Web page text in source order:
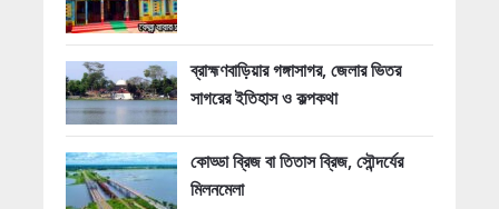
ব্রাহ্মণবাড়িয়ার গঙ্গাসাগর, জেলার ভিতর
সাগরের ইতিহাস ও কল্পকথা
কোড্ডা ব্রিজ বা তিতাস ব্রিজ, সৌন্দর্যের
মিলনমেলা